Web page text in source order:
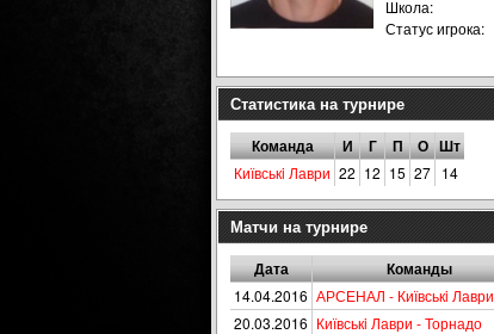
Школа:
Статус игрока:
Статистика на турнире
Команда И Г П О Шт
Київськi Лаври 22 12 15 27 14
Матчи на турнире
Дата Команды
14.04.2016 АРСЕНАЛ - Київськi Лаври
20.03.2016 Київськi Лаври - Торнадо